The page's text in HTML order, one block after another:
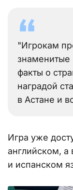
"Игрокам
знаменитые
факты о
наградой
в Астане и
Игра уже
английском, а
и испанском